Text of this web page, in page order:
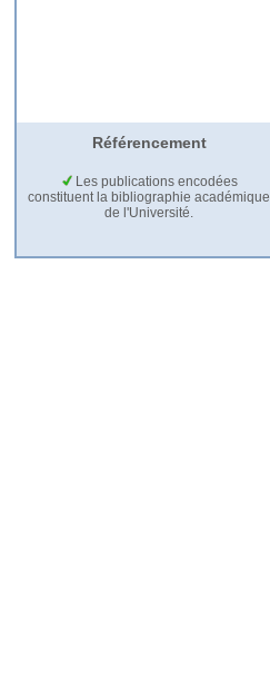
Référencement
Les publications encodées
constituent la bibliographie académique
de l'Université.